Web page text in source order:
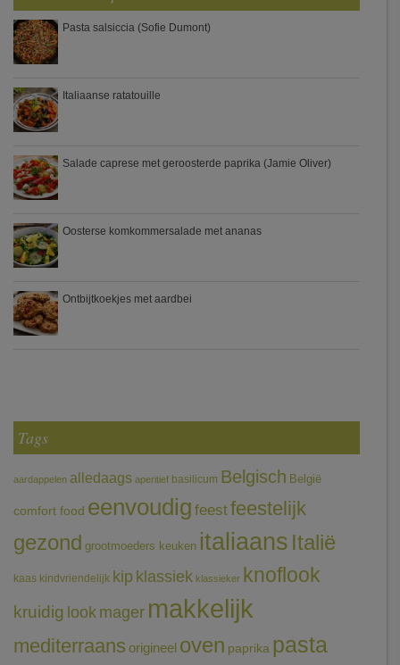
Pasta salsiccia (Sofie Dumont)
Italiaanse ratatouille
Salade caprese met geroosterde paprika (Jamie Oliver)
Oosterse komkommersalade met ananas
Ontbijtkoekjes met aardbei
Tags
aardappelen alledaags aperitief basilicum Belgisch België
comfort food eenvoudig feestfeestelijk
gezond grootmoeders keuken italiaans Italië
kaas kindvriendelijk kip klassiek klassieker knoflook
kruidig look mager makkelijk
mediterraans origineel oven paprika pasta